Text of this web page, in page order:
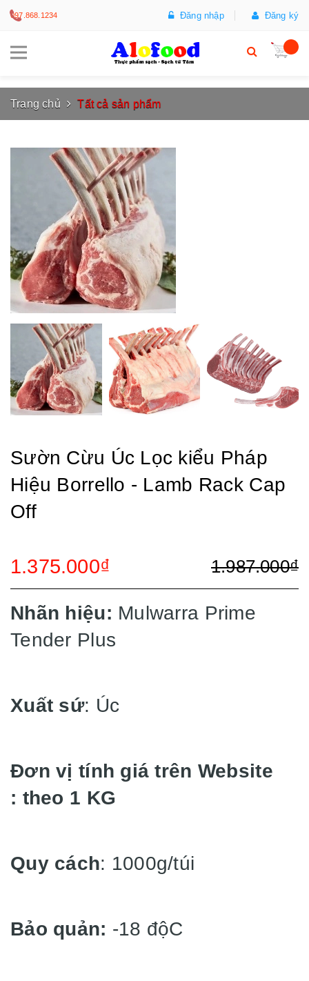
097.868.1234 Đăng nhập Đăng ký
Trang chủ Tất cả sản phẩm
Sườn Cừu Úc Lọc kiểu Pháp
Hiệu Borrello - Lamb Rack Cap
Off
1.375.000₫ 1.987.000₫
Nhãn hiệu: Mulwarra Prime
Tender Plus
Xuất sứ: Úc
Đơn vị tính giá trên Website
: theo 1 KG
Quy cách: 1000g/túi
Bảo quản: -18 độC